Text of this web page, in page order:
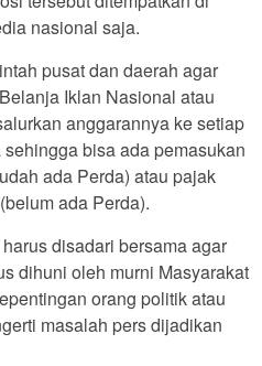
nasional saja.
pusat dan daerah agar
Iklan Nasional atau
anggarannya ke setiap
bisa ada pemasukan
ada Perda) atau pajak
ada Perda).
disadari bersama agar
dihuni oleh murni Masyarakat
orang politik atau
masalah pers dijadikan